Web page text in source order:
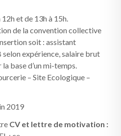
et de 13h à 15h.
de la convention collective
soit : assistant
expérience, salaire brut
base d’un mi-temps.
– Site Ecologique –
2019
CV et lettre de motivation :